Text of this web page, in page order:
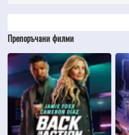
Препоръчани филми